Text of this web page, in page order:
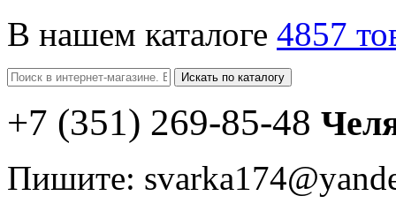
В нашем каталоге 4857
Искать по каталогу
+7 (351) 269-85-48
Пишите: